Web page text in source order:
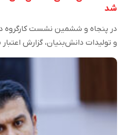
شد
در پنجاه و ششمین نشست کارگروه
و تولیدات دانش‌بنیان، گزارش